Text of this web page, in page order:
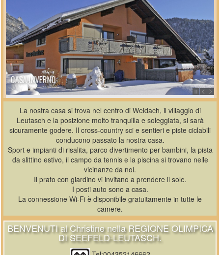
CASA INVERNO
La nostra casa si trova nel centro di Weidach, il villaggio di
Leutasch e la posizione molto tranquilla e soleggiata, si sarà
sicuramente godere. Il cross-country sci e sentieri e piste ciclabili
conducono passato la nostra casa.
Sport e impianti di risalita, parco divertimento per bambini, la pista
da slittino estivo, il campo da tennis e la piscina si trovano nelle
vicinanze da noi.
Il prato con giardino vi invitano a prendere il sole.
I posti auto sono a casa.
La connessione Wi-Fi è disponibile gratuitamente in tutte le
camere.
BENVENUTI al Christine nella REGIONE OLIMPICA
DI SEEFELD-LEUTASCH.